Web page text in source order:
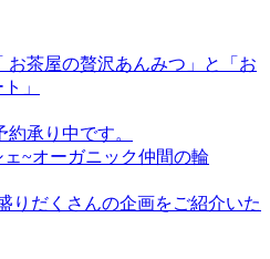
お茶屋の贅沢あんみつ」と「お
」
承り中です。
~オーガニック仲間の輪
りだくさんの企画をご紹介いた